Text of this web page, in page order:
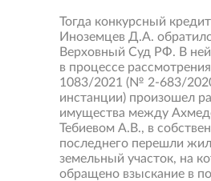
Тогда конкурсный
Иноземцев Д.А.
Верховный Суд РФ. В ней
в процессе
1083/2021 (№ 2-683/
инстанции) произошел
имущества между
Тебиевом А.В., в
последнего перешли
земельный участок, на
обращено взыскание в